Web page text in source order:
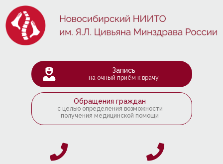
Запись
на очный приём к врачу
Обращения граждан
с целью определения возможности
получения медицинской помощи